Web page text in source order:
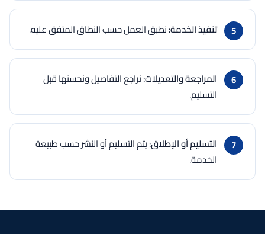
تنفيذ الخدمة:نطبق العمل حسب النطاق المتفق عليه.
المراجعة والتعديلات:نراجع التفاصيل ونحسنها قبل
التسليم.
التسليم أو الإطلاق:يتم التسليم أو النشر حسب طبيعة
الخدمة.